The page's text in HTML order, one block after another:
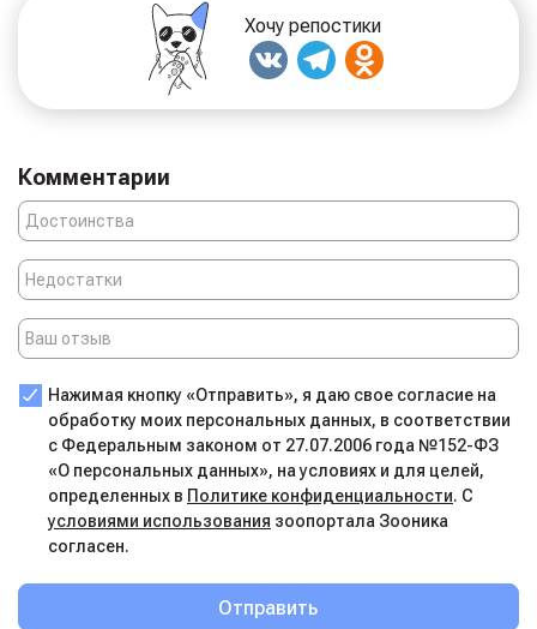
Хочу репостики
Комментарии
Нажимая кнопку «Отправить», я даю свое согласие на
обработку моих персональных данных, в соответствии
с Федеральным законом от 27.07.2006 года №152-ФЗ
«О персональных данных», на условиях и для целей,
определенных в Политике конфиденциальности. С
условиями использования зоопортала Зооника
согласен.
Отправить